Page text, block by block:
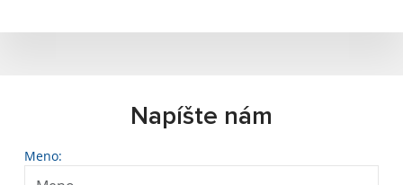
Napíšte nám
Meno: